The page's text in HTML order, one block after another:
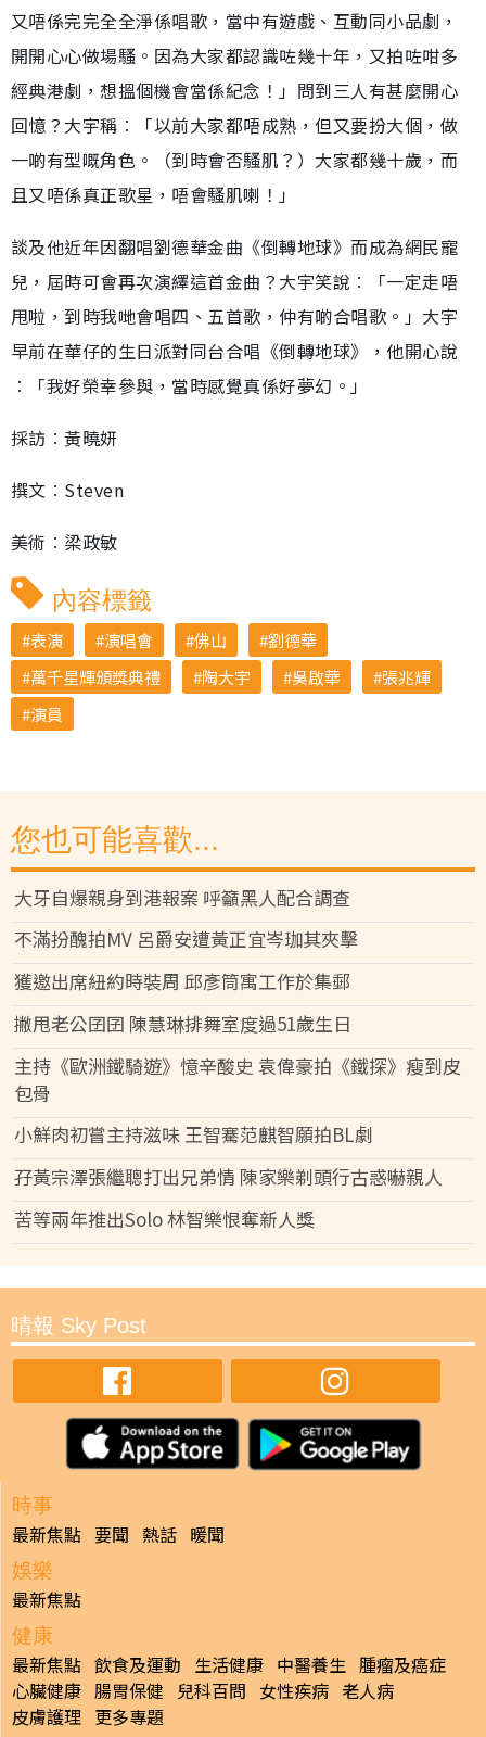
又唔係完完全全淨係唱歌，當中有遊戲、互動同小品劇，
開開心心做場騷。因為大家都認識咗幾十年，又拍咗咁多
經典港劇，想搵個機會當係紀念！」問到三人有甚麼開心
回憶？大宇稱︰「以前大家都唔成熟，但又要扮大個，做
一啲有型嘅角色。（到時會否騷肌？）大家都幾十歲，而
且又唔係真正歌星，唔會騷肌喇！」
談及他近年因翻唱劉德華金曲《倒轉地球》而成為網民寵
兒，屆時可會再次演繹這首金曲？大宇笑說︰「一定走唔
甩啦，到時我哋會唱四、五首歌，仲有啲合唱歌。」大宇
早前在華仔的生日派對同台合唱《倒轉地球》，他開心說
︰「我好榮幸參與，當時感覺真係好夢幻。」
採訪︰黃曉妍
撰文︰Steven
美術︰梁政敏
內容標籤
表演 演唱會 佛山
劉德華
萬千星輝頒獎典禮
陶大宇 吳啟華
張兆輝
演員
您也可能喜歡...
大牙自爆親身到港報案 呼籲黑人配合調查
不滿扮醜拍MV 呂爵安遭黃正宜岑珈其夾擊
獲邀出席紐約時裝周 邱彥筒寓工作於集郵
撇甩老公囝囝 陳慧琳排舞室度過51歲生日
主持《歐洲鐵騎遊》憶辛酸史 袁偉豪拍《鐵探》瘦到皮
包骨
小鮮肉初嘗主持滋味 王智騫范麒智願拍BL劇
孖黃宗澤張繼聰打出兄弟情 陳家樂剃頭行古惑嚇親人
苦等兩年推出Solo 林智樂恨奪新人獎
晴報 Sky Post
時事
最新焦點 要聞 熱話 暖聞
娛樂
最新焦點
健康
最新焦點 飲食及運動 生活健康 中醫養生 腫瘤及癌症
心臟健康 腸胃保健 兒科百問 女性疾病 老人病
皮膚護理 更多專題